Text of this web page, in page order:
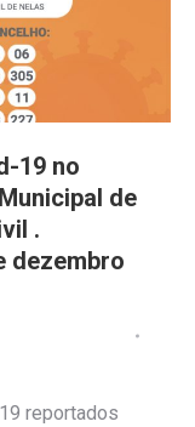
19 no
de
.
dezembro
reportados